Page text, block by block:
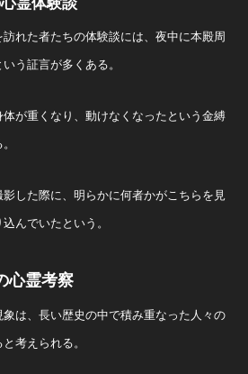
れた者たちの体験談には、夜中に本殿周
う証言が多くある。
が重くなり、動けなくなったという金縛
した際に、明らかに何者かがこちらを見
んでいたという。
心霊考察
は、長い歴史の中で積み重なった人々の
考えられる。